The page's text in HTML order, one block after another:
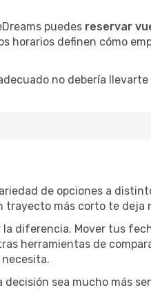
puedes reservar
horarios definen cómo
no debería
de opciones a
trayecto más corto te deja
diferencia. Mover tus
herramientas de
sea mucho más